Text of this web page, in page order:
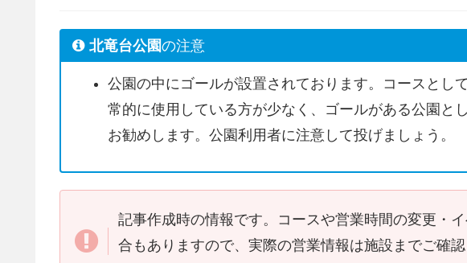
北竜台公園の注意
公園の中にゴールが設置されております。コースとし
常的に使用している方が少なく、ゴールがある公園と
お勧めします。公園利用者に注意して投げましょう。
記事作成時の情報です。コースや営業時間の変更・
合もありますので、実際の営業情報は施設までご確認